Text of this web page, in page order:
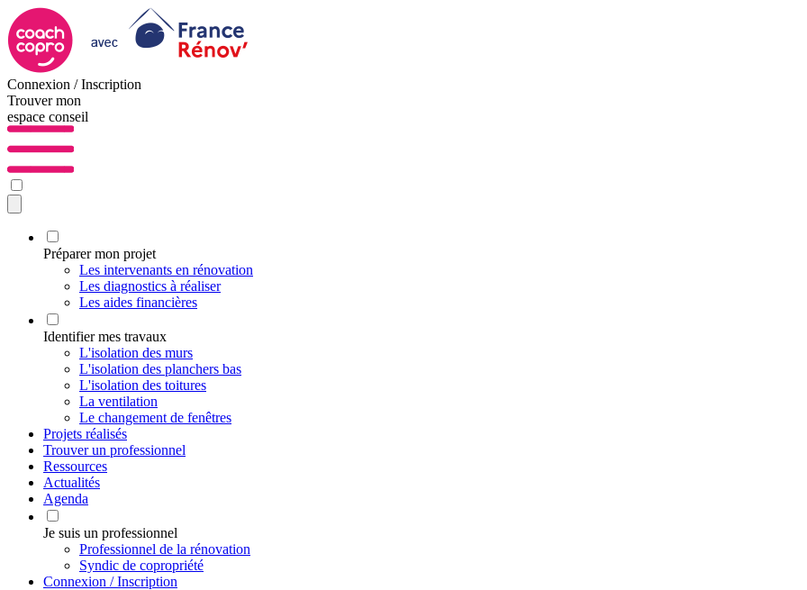
Connexion / Inscription
Trouver mon
espace conseil
Préparer mon projet
Les intervenants en rénovation
Les diagnostics à réaliser
Les aides financières
Identifier mes travaux
L'isolation des murs
L'isolation des planchers bas
L'isolation des toitures
La ventilation
Le changement de fenêtres
Projets réalisés
Trouver un professionnel
Ressources
Actualités
Agenda
Je suis un professionnel
Professionnel de la rénovation
Syndic de copropriété
Connexion / Inscription